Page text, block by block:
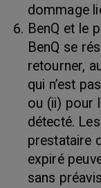
dommage
BenQ et le
BenQ se
retourner,
qui n’est
ou (ii) pour
détecté.
prestataire
expiré
sans